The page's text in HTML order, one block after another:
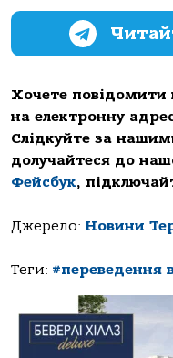
Хочете
на електронну
Слідкуйте за
долучайтеся до
Фейсбук,
Джерело: Новини
Теги: #переведення